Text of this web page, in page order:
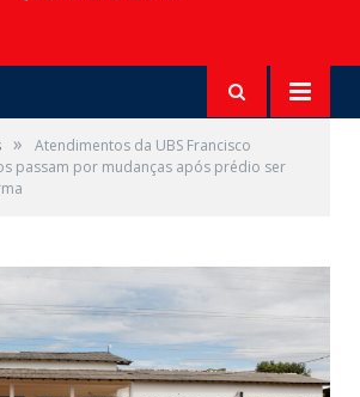
»
Atendimentos da UBS Francisco
passam por mudanças após prédio ser